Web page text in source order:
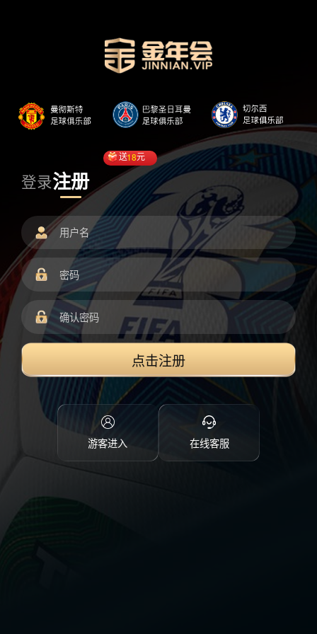
登录注册
送18元
点击注册
游客进入 在线客服